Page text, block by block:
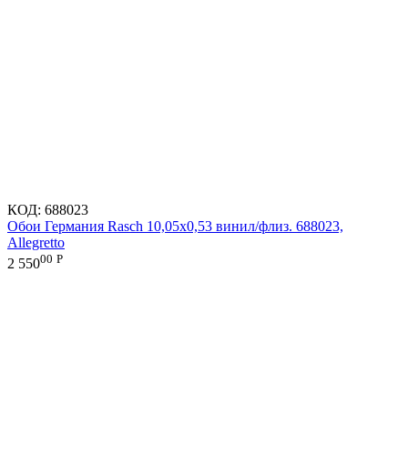
КОД: 688023
Обои Германия Rasch 10,05x0,53 винил/флиз. 688023,
Allegretto
2 55000 Р